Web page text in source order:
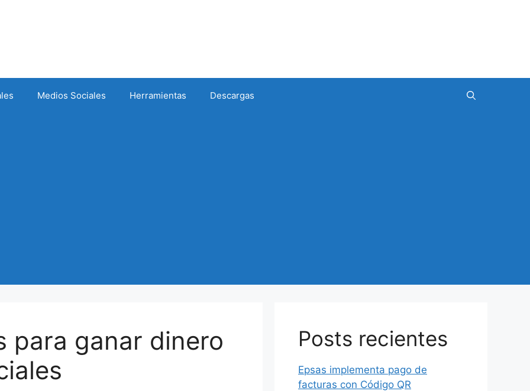
Medios Sociales Herramientas Descargas
para ganar dinero
Posts recientes
Epsas implementa pago de
facturas con Código QR